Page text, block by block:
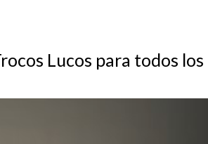
Lucos para todos